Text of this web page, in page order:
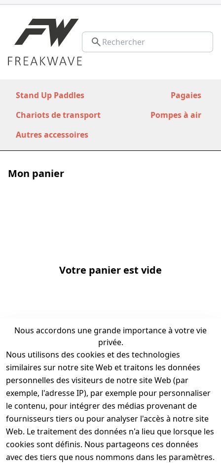
Stand Up Paddles
Pagaies
Chariots de transport
Pompes à air
Autres accessoires
Mon panier
Votre panier est vide
Nous accordons une grande importance à votre vie
privée.
Nous utilisons des cookies et des technologies
similaires sur notre site Web et traitons les données
personnelles des visiteurs de notre site Web (par
exemple, l'adresse IP), par exemple pour personnaliser
le contenu, pour intégrer des médias provenant de
fournisseurs tiers ou pour analyser l'accès à notre site
Web. Le traitement des données n'a lieu que lorsque les
cookies sont définis. Nous partageons ces données
avec des tiers que nous nommons dans les paramètres.
Commandé
aujourd'hui, livré
demain
Retours sous 100
jours
Livraison gratuite à
partir de CHF 35.00